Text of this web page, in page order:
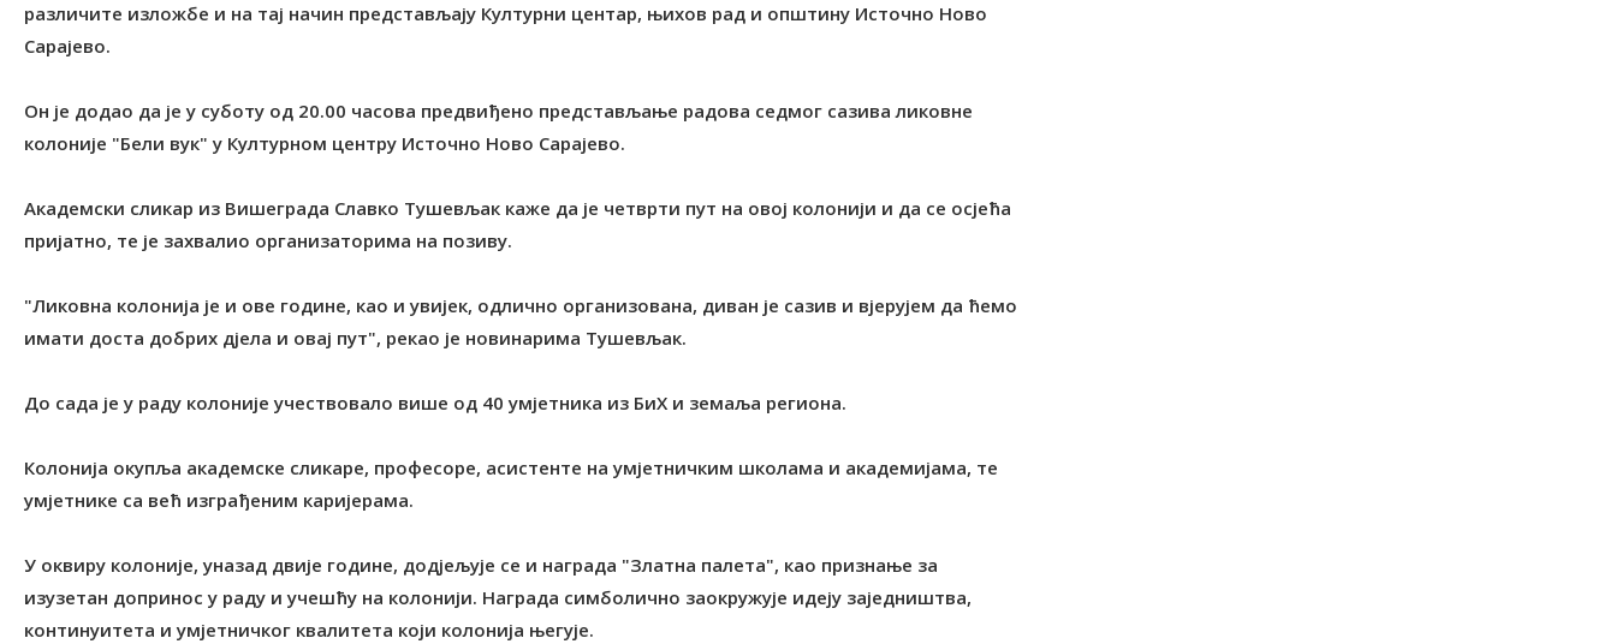
различите изложбе и на тај начин представљају Културни центар, њихов рад и општину Источно Ново
Сарајево.
Он је додао да је у суботу од 20.00 часова предвиђено представљање радова седмог сазива ликовне
колоније "Бели вук" у Културном центру Источно Ново Сарајево.
Академски сликар из Вишеграда Славко Тушевљак каже да је четврти пут на овој колонији и да се осјећа
пријатно, те је захвалио организаторима на позиву.
"Ликовна колонија је и ове године, као и увијек, одлично организована, диван је сазив и вјерујем да ћемо
имати доста добрих дјела и овај пут", рекао је новинарима Тушевљак.
До сада је у раду колоније учествовало више од 40 умјетника из БиХ и земаља региона.
Колонија окупља академске сликаре, професоре, асистенте на умјетничким школама и академијама, те
умјетнике са већ изграђеним каријерама.
У оквиру колоније, уназад двије године, додјељује се и награда "Златна палета", као признање за
изузетан допринос у раду и учешћу на колонији. Награда симболично заокружује идеју заједништва,
континуитета и умјетничког квалитета који колонија његује.